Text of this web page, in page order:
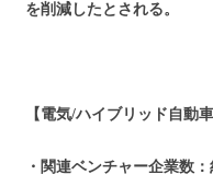
を削減したとされる。
【電気/ハイブリッド自動車
・関連ベンチャー企業数：